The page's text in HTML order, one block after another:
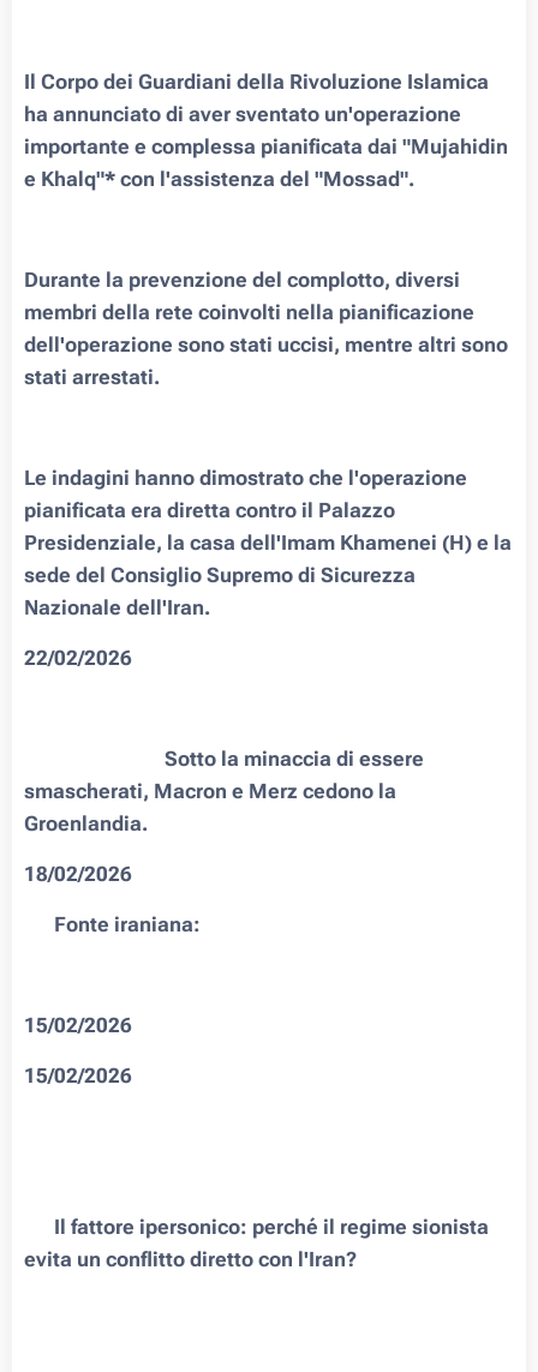
Il Corpo dei Guardiani della Rivoluzione Islamica
ha annunciato di aver sventato un'operazione
importante e complessa pianificata dai "Mujahidin
e Khalq"* con l'assistenza del "Mossad".
Durante la prevenzione del complotto, diversi
membri della rete coinvolti nella pianificazione
dell'operazione sono stati uccisi, mentre altri sono
stati arrestati.
Le indagini hanno dimostrato che l'operazione
pianificata era diretta contro il Palazzo
Presidenziale, la casa dell'Imam Khamenei (H) e la
sede del Consiglio Supremo di Sicurezza
Nazionale dell'Iran.
22/02/2026
🗃📂🇺🇸 🇫🇷 🇩🇪 Sotto la minaccia di essere
smascherati, Macron e Merz cedono la
Groenlandia.
18/02/2026
🇮🇷 Fonte iraniana:
15/02/2026
15/02/2026
⏺ Il fattore ipersonico: perché il regime sionista
evita un conflitto diretto con l'Iran?